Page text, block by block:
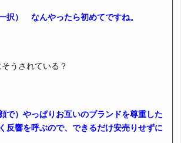
択） なんやったら初めてですね。
うされている？
）やっぱりお互いのブランドを尊重した
反響を呼ぶので、できるだけ安売りせずに